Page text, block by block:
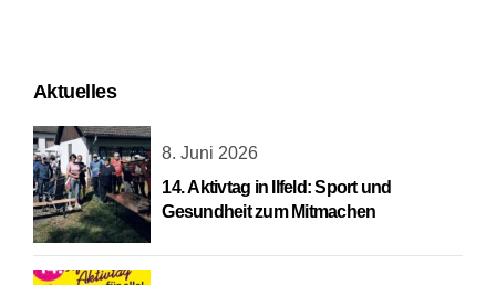
Aktuelles
8. Juni 2026
14. Aktivtag in Ilfeld: Sport und
Gesundheit zum Mitmachen